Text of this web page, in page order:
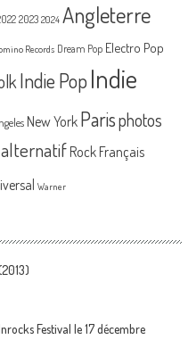
2023 2024 Angleterre
Records Dream Pop Electro Pop
Indie PopIndie
New York Parisphotos
Rock Français
Warner
Festival le 17 décembre